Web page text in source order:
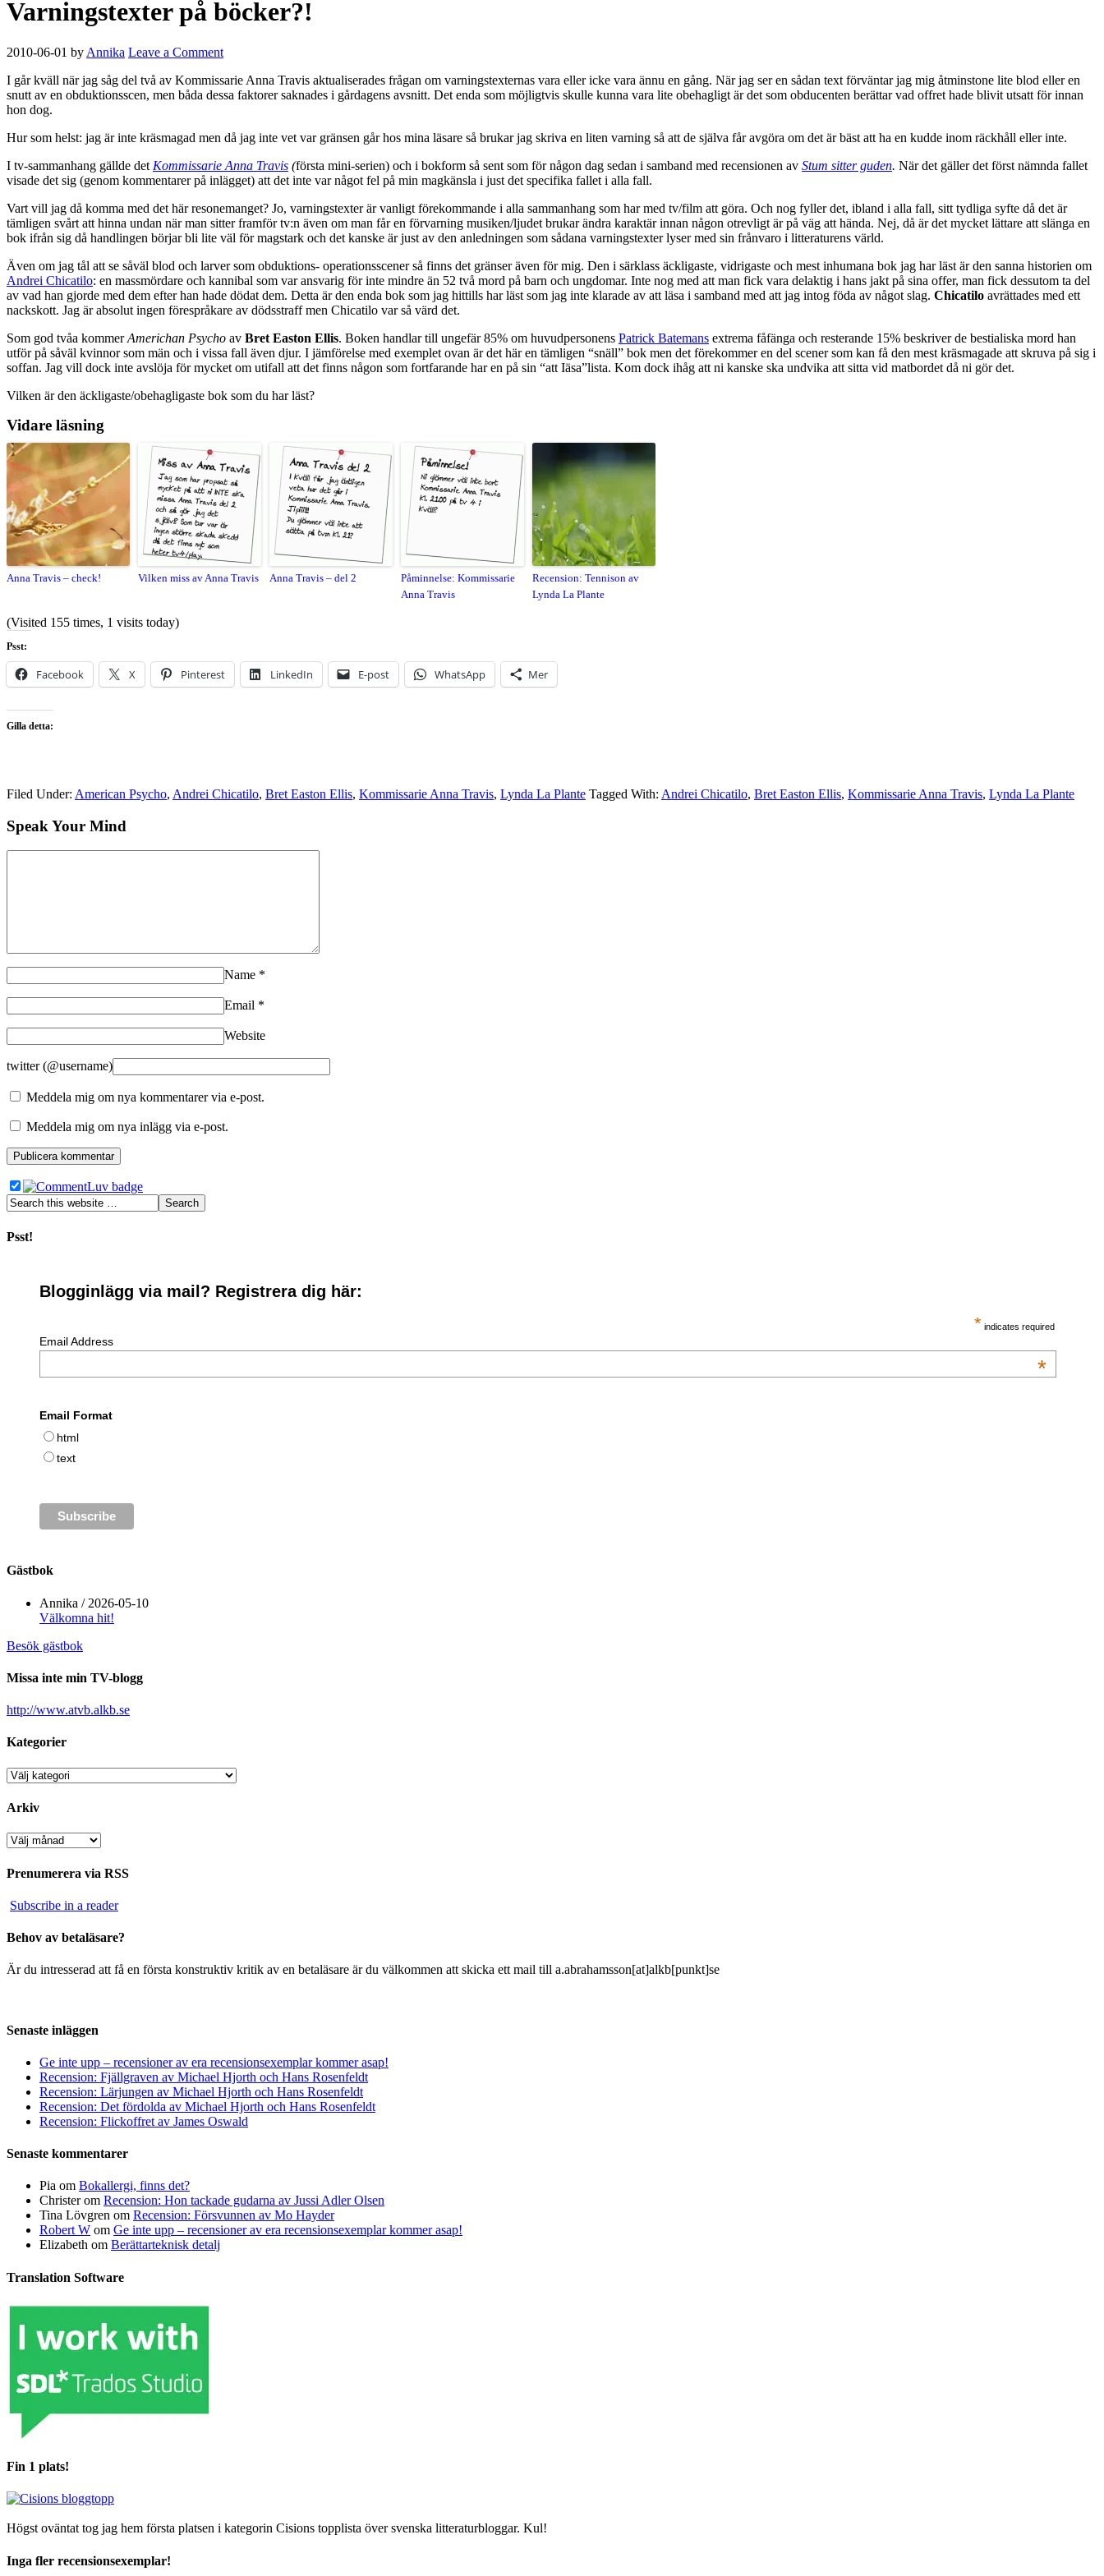
Varningstexter på böcker?!
2010-06-01 by Annika Leave a Comment
I går kväll när jag såg del två av Kommissarie Anna Travis aktualiserades frågan om varningstexternas vara eller icke vara ännu en gång. När jag ser en sådan text förväntar jag mig åtminstone lite blod eller en
snutt av en obduktionsscen, men båda dessa faktorer saknades i gårdagens avsnitt. Det enda som möjligtvis skulle kunna vara lite obehagligt är det som obducenten berättar vad offret hade blivit utsatt för innan
hon dog.
Hur som helst: jag är inte kräsmagad men då jag inte vet var gränsen går hos mina läsare så brukar jag skriva en liten varning så att de själva får avgöra om det är bäst att ha en kudde inom räckhåll eller inte.
I tv-sammanhang gällde det Kommissarie Anna Travis (första mini-serien) och i bokform så sent som för någon dag sedan i samband med recensionen av Stum sitter guden. När det gäller det först nämnda fallet
visade det sig (genom kommentarer på inlägget) att det inte var något fel på min magkänsla i just det specifika fallet i alla fall.
Vart vill jag då komma med det här resonemanget? Jo, varningstexter är vanligt förekommande i alla sammanhang som har med tv/film att göra. Och nog fyller det, ibland i alla fall, sitt tydliga syfte då det är
tämligen svårt att hinna undan när man sitter framför tv:n även om man får en förvarning musiken/ljudet brukar ändra karaktär innan någon otrevligt är på väg att hända. Nej, då är det mycket lättare att slänga en
bok ifrån sig då handlingen börjar bli lite väl för magstark och det kanske är just av den anledningen som sådana varningstexter lyser med sin frånvaro i litteraturens värld.
Även om jag tål att se såväl blod och larver som obduktions- operationsscener så finns det gränser även för mig. Den i särklass äckligaste, vidrigaste och mest inhumana bok jag har läst är den sanna historien om
Andrei Chicatilo: en massmördare och kannibal som var ansvarig för inte mindre än 52 två mord på barn och ungdomar. Inte nog med att man fick vara delaktig i hans jakt på sina offer, man fick dessutom ta del
av vad han gjorde med dem efter han hade dödat dem. Detta är den enda bok som jag hittills har läst som jag inte klarade av att läsa i samband med att jag intog föda av något slag. Chicatilo avrättades med ett
nackskott. Jag är absolut ingen förespråkare av dödsstraff men Chicatilo var så värd det.
Som god tvåa kommerAmerichan Psycho av Bret Easton Ellis. Boken handlar till ungefär 85% om huvudpersonens Patrick Batemans extrema fåfänga och resterande 15% beskriver de bestialiska mord han
utför på såväl kvinnor som män och i vissa fall även djur. I jämförelse med exemplet ovan är det här en tämligen “snäll” bok men det förekommer en del scener som kan få den mest kräsmagade att skruva på sig i
soffan. Jag vill dock inte avslöja för mycket om utifall att det finns någon som fortfarande har en på sin “att Iäsa”lista. Kom dock ihåg att ni kanske ska undvika att sitta vid matbordet då ni gör det.
Vilken är den äckligaste/obehagligaste bok som du har läst?
Vidare läsning
Anna Travis – check! Vilken miss av Anna Travis Anna Travis – del 2
Påminnelse: Kommissarie
Anna Travis
Recension: Tennison av
Lynda La Plante
(Visited 155 times, 1 visits today)
Psst:
Facebook X Pinterest LinkedIn E-post WhatsApp Mer
Gilla detta:
Filed Under: American Psycho, Andrei Chicatilo, Bret Easton Ellis, Kommissarie Anna Travis, Lynda La Plante Tagged With: Andrei Chicatilo, Bret Easton Ellis, Kommissarie Anna Travis, Lynda La Plante
Speak Your Mind
Name *
Email *
Website
twitter (@username)
Meddela mig om nya kommentarer via e-post.
Meddela mig om nya inlägg via e-post.
Psst!
Blogginlägg via mail? Registrera dig här:
* indicates required
Email Address
*
Email Format
html
text
Gästbok
Annika / 2026-05-10
Välkomna hit!
Besök gästbok
Missa inte min TV-blogg
http://www.atvb.alkb.se
Kategorier
Kategorier
Arkiv
Arkiv
Prenumerera via RSS
Subscribe in a reader
Behov av betaläsare?
Är du intresserad att få en första konstruktiv kritik av en betaläsare är du välkommen att skicka ett mail till a.abrahamsson[at]alkb[punkt]se
Senaste inläggen
Ge inte upp – recensioner av era recensionsexemplar kommer asap!
Recension: Fjällgraven av Michael Hjorth och Hans Rosenfeldt
Recension: Lärjungen av Michael Hjorth och Hans Rosenfeldt
Recension: Det fördolda av Michael Hjorth och Hans Rosenfeldt
Recension: Flickoffret av James Oswald
Senaste kommentarer
Pia om Bokallergi, finns det?
Christerom Recension: Hon tackade gudarna av Jussi Adler Olsen
Tina Lövgren om Recension: Försvunnen av Mo Hayder
Robert W om Ge inte upp – recensioner av era recensionsexemplar kommer asap!
Elizabeth om Berättarteknisk detalj
Translation Software
Fin 1 plats!
Högst oväntat tog jag hem första platsen i kategorin Cisions topplista över svenska litteraturbloggar. Kul!
Inga fler recensionsexemplar!